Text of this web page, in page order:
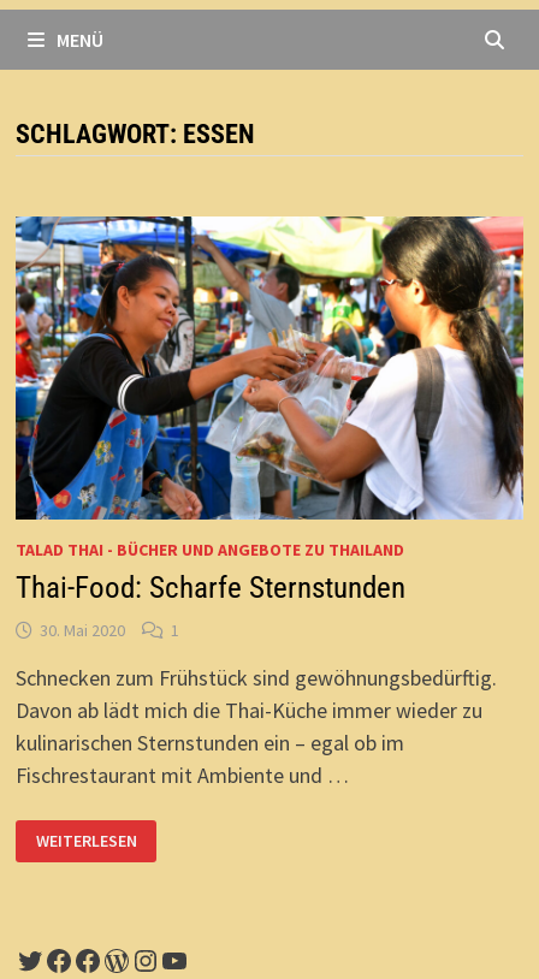
MENÜ
SCHLAGWORT: ESSEN
TALAD THAI - BÜCHER UND ANGEBOTE ZU THAILAND
Thai-Food: Scharfe Sternstunden
30. Mai 2020 1
Schnecken zum Frühstück sind gewöhnungsbedürftig.
Davon ab lädt mich die Thai-Küche immer wieder zu
kulinarischen Sternstunden ein – egal ob im
Fischrestaurant mit Ambiente und …
THAI-
FOOD:
SCHARFE
WEITERLESEN
Twitter
Facebook
Facebook
WordPress
Instagram
YouTube